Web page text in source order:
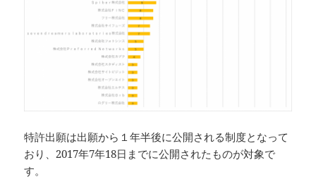
特許出願は出願から１年半後に公開される制度となって
おり、2017年7年18日までに公開されたものが対象で
す。